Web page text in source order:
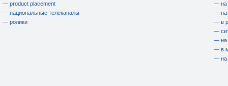
— product placement
— национальные телеканалы
— ролики
— на
— на
— в
—
— на
— в
— на